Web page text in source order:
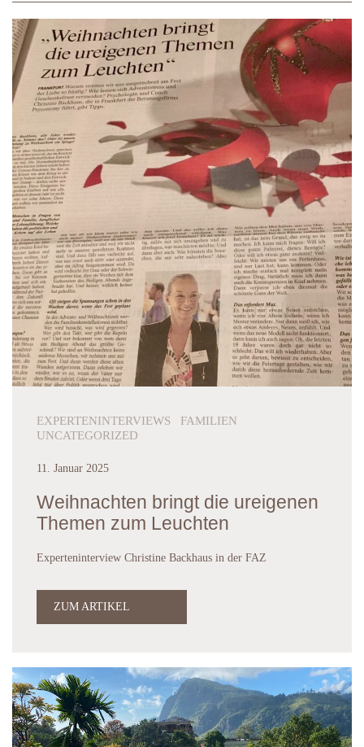
Bitte loggen Sie sich ein. Das Passwort wird Ihnen
von Ihrem Psyconomy-Experten ausgehändigt.
EXPERTENINTERVIEWS FAMILIEN
UNCATEGORIZED
11. Januar 2025
Weihnachten bringt die ureigenen
Themen zum Leuchten
Experteninterview Christine Backhaus in der FAZ
ZUM ARTIKEL